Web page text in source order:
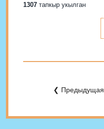
1307 тапкыр укылган
❮ Предыдущая